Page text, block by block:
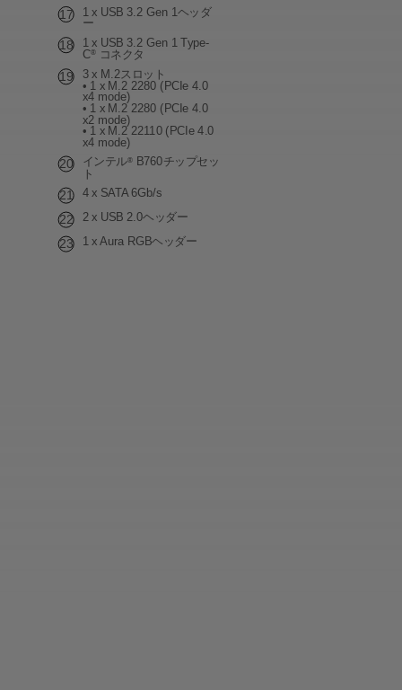
1 x USB 3.2 Gen 1ヘッダ
ー
1 x USB 3.2 Gen 1 Type-
C®
コネクタ
3 x M.2スロット
• 1 x M.2 2280 (PCIe 4.0
x4 mode)
• 1 x M.2 2280 (PCIe 4.0
x2 mode)
• 1 x M.2 22110 (PCIe 4.0
x4 mode)
インテル®
B760チップセッ
ト
4 x SATA 6Gb/s
2 x USB 2.0ヘッダー
1 x Aura RGBヘッダー